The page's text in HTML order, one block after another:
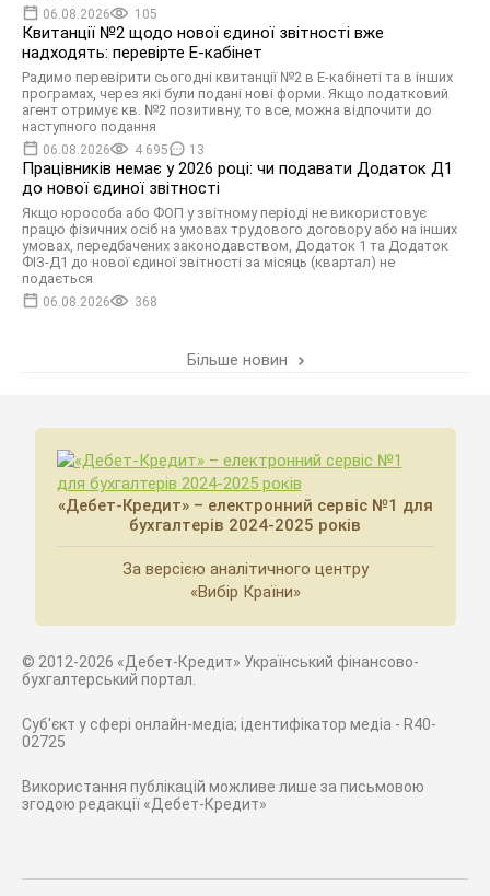
06.08.2026 105
Квитанції №2 щодо нової єдиної звітності вже
надходять: перевірте Е-кабінет
Радимо перевірити сьогодні квитанції №2 в Е-кабінеті та в інших
програмах, через які були подані нові форми. Якщо податковий
агент отримує кв. №2 позитивну, то все, можна відпочити до
наступного подання
06.08.2026 4 695 13
Працівників немає у 2026 році: чи подавати Додаток Д1
до нової єдиної звітності
Якщо юрособа або ФОП у звітному періоді не використовує
працю фізичних осіб на умовах трудового договору або на інших
умовах, передбачених законодавством, Додаток 1 та Додаток
ФІЗ-Д1 до нової єдиної звітності за місяць (квартал) не
подається
06.08.2026 368
Більше новин
«Дебет-Кредит» – електронний сервіс №1 для
бухгалтерів 2024-2025 років
За версією аналітичного центру
«Вибір Країни»
© 2012-2026 «Дебет-Кредит» Український фінансово-
бухгалтерський портал.
Суб'єкт у сфері онлайн-медіа; ідентифікатор медіа - R40-
02725
Використання публікацій можливе лише за письмовою
згодою редакції «Дебет-Кредит»